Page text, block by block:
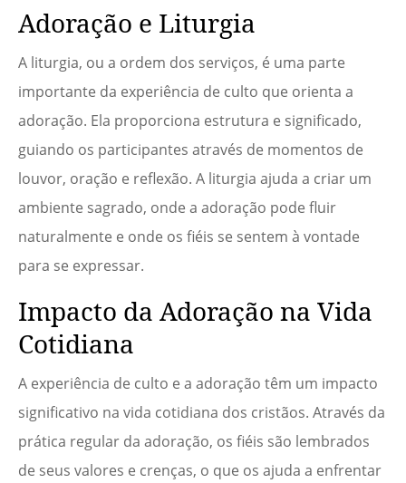
Adoração e Liturgia
A liturgia, ou a ordem dos serviços, é uma parte
importante da experiência de culto que orienta a
adoração. Ela proporciona estrutura e significado,
guiando os participantes através de momentos de
louvor, oração e reflexão. A liturgia ajuda a criar um
ambiente sagrado, onde a adoração pode fluir
naturalmente e onde os fiéis se sentem à vontade
para se expressar.
Impacto da Adoração na Vida
Cotidiana
A experiência de culto e a adoração têm um impacto
significativo na vida cotidiana dos cristãos. Através da
prática regular da adoração, os fiéis são lembrados
de seus valores e crenças, o que os ajuda a enfrentar